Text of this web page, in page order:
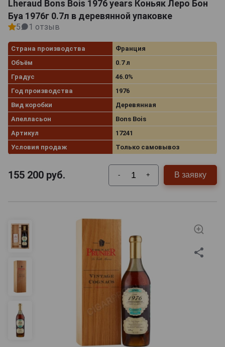
и сопровождения черного кофе. Его стоит
рассмотреть на роль подарка для человека 1976 года
рождения и памятного сувенира по случаю любого
праздника для тех, кто связывает с этим периодом
важные жизненные моменты.
Lheraud Bons Bois 1976 years Коньяк Леро Бон
Буа 1976г 0.7л в деревянной упаковке
5 1 отзыв
Страна производства
Франция
Объём
0.7 л
Градус
46.0%
Год производства
1976
Вид коробки
Деревянная
Апелласьон
Bons Bois
Артикул
17241
Условия продаж
Только самовывоз
155 200 руб. - + В заявку